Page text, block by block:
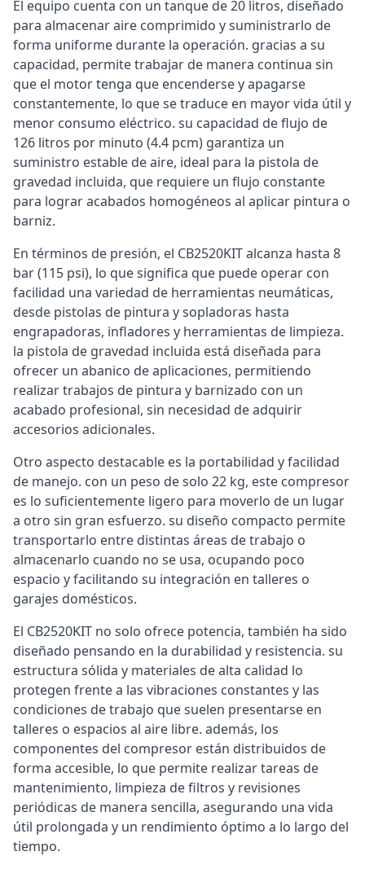
El equipo cuenta con un tanque de 20 litros, diseñado
para almacenar aire comprimido y suministrarlo de
forma uniforme durante la operación. gracias a su
capacidad, permite trabajar de manera continua sin
que el motor tenga que encenderse y apagarse
constantemente, lo que se traduce en mayor vida útil y
menor consumo eléctrico. su capacidad de flujo de
126 litros por minuto (4.4 pcm) garantiza un
suministro estable de aire, ideal para la pistola de
gravedad incluida, que requiere un flujo constante
para lograr acabados homogéneos al aplicar pintura o
barniz.
En términos de presión, el CB2520KIT alcanza hasta 8
bar (115 psi), lo que significa que puede operar con
facilidad una variedad de herramientas neumáticas,
desde pistolas de pintura y sopladoras hasta
engrapadoras, infladores y herramientas de limpieza.
la pistola de gravedad incluida está diseñada para
ofrecer un abanico de aplicaciones, permitiendo
realizar trabajos de pintura y barnizado con un
acabado profesional, sin necesidad de adquirir
accesorios adicionales.
Otro aspecto destacable es la portabilidad y facilidad
de manejo. con un peso de solo 22 kg, este compresor
es lo suficientemente ligero para moverlo de un lugar
a otro sin gran esfuerzo. su diseño compacto permite
transportarlo entre distintas áreas de trabajo o
almacenarlo cuando no se usa, ocupando poco
espacio y facilitando su integración en talleres o
garajes domésticos.
El CB2520KIT no solo ofrece potencia, también ha sido
diseñado pensando en la durabilidad y resistencia. su
estructura sólida y materiales de alta calidad lo
protegen frente a las vibraciones constantes y las
condiciones de trabajo que suelen presentarse en
talleres o espacios al aire libre. además, los
componentes del compresor están distribuidos de
forma accesible, lo que permite realizar tareas de
mantenimiento, limpieza de filtros y revisiones
periódicas de manera sencilla, asegurando una vida
útil prolongada y un rendimiento óptimo a lo largo del
tiempo.